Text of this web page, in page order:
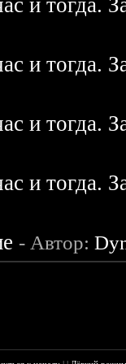
и тогда.
и тогда.
и тогда.
и тогда.
- Автор: